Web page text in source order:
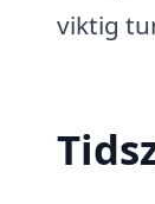
viktig